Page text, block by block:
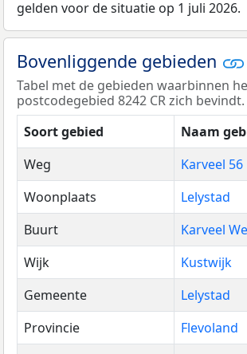
gelden voor de situatie op 1 juli 2026.
Bovenliggende gebieden
Tabel met de gebieden waarbinnen
postcodegebied 8242 CR zich bevindt.
Soort gebied
Naam
Weg
Karveel 56
Woonplaats
Lelystad
Buurt
Karveel
Wijk
Kustwijk
Gemeente
Lelystad
Provincie
Flevoland